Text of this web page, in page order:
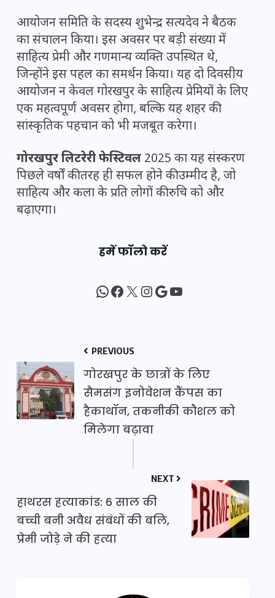
आयोजन समिति के सदस्य शुभेन्द्र सत्यदेव ने बैठक
का संचालन किया। इस अवसर पर बड़ी संख्या में
साहित्य प्रेमी और गणमान्य व्यक्ति उपस्थित थे,
जिन्होंने इस पहल का समर्थन किया। यह दो दिवसीय
आयोजन न केवल गोरखपुर के साहित्य प्रेमियों के लिए
एक महत्वपूर्ण अवसर होगा, बल्कि यह शहर की
सांस्कृतिक पहचान को भी मजबूत करेगा।
गोरखपुर लिटरेरी फेस्टिवल 2025 का यह संस्करण
पिछले वर्षों की तरह ही सफल होने की उम्मीद है, जो
साहित्य और कला के प्रति लोगों की रुचि को और
बढ़ाएगा।
हमें फॉलो करें
WhatsApp
Facebook
X Instagram
Google
YouTube
PREVIOUS
गोरखपुर के छात्रों के लिए
सैमसंग इनोवेशन कैंपस का
हैकाथॉन, तकनीकी कौशल को
मिलेगा बढ़ावा
NEXT
हाथरस हत्याकांड: 6 साल की
बच्ची बनी अवैध संबंधों की बलि,
प्रेमी जोड़े ने की हत्या